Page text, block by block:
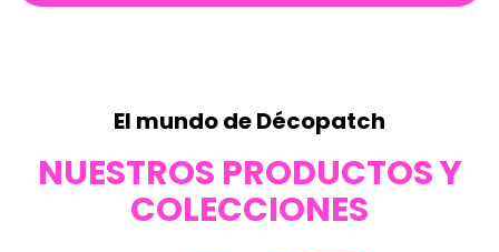
El mundo de Décopatch
NUESTROS PRODUCTOS Y
COLECCIONES